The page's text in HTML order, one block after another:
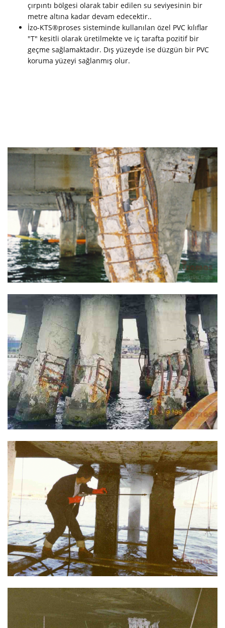
çırpıntı bölgesi olarak tabir edilen su seviyesinin bir
metre altına kadar devam edecektir..
İzo-KTS®proses sisteminde kullanılan özel PVC kılıflar
"T" kesitli olarak üretilmekte ve iç tarafta pozitif bir
geçme sağlamaktadır. Dış yüzeyde ise düzgün bir PVC
koruma yüzeyi sağlanmış olur.